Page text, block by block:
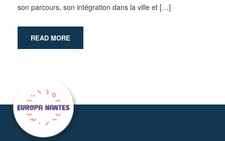
son parcours, son intégration dans la ville et […]
READ MORE